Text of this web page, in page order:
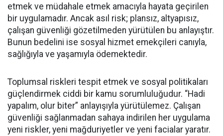
etmek ve müdahale etmek amacıyla hayata geçirilen
bir uygulamadır. Ancak asıl risk; plansız, altyapısız,
çalışan güvenliği gözetilmeden yürütülen bu anlayıştır.
Bunun bedelini ise sosyal hizmet emekçileri canıyla,
sağlığıyla ve yaşamıyla ödemektedir.
Toplumsal riskleri tespit etmek ve sosyal politikaları
güçlendirmek ciddi bir kamu sorumluluğudur. “Hadi
yapalım, olur biter” anlayışıyla yürütülemez. Çalışan
güvenliği sağlanmadan sahaya indirilen her uygulama
yeni riskler, yeni mağduriyetler ve yeni facialar yaratır.